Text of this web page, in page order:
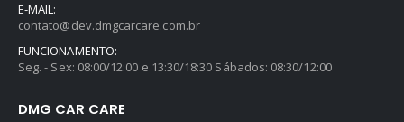
E-MAIL:
contato@dev.dmgcarcare.com.br
FUNCIONAMENTO:
Seg. - Sex: 08:00/12:00 e 13:30/18:30 Sábados: 08:30/12:00
DMG CAR CARE